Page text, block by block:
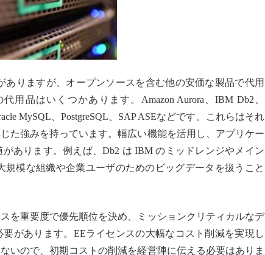
りますが、オープンソースを含む他の安価な製品で代用
用品はいくつかあります。Amazon Aurora、IBM Db2、
MySQL、PostgreSQL、SAP ASEなどです。これらはそれ
た強みを持っています。幅広い機能を活用し、アプリケー
あります。例えば、Db2 は IBM のミッドレンジやメイン
規模な組織や企業ユーザのためのビッグデータを扱うこと
を重要度で優先順位を決め、ミッションクリティカルなデ
があります。EEライセンスの大幅なコスト削減を実現し
いので、初期コストの削減を経営陣に伝える必要はありま